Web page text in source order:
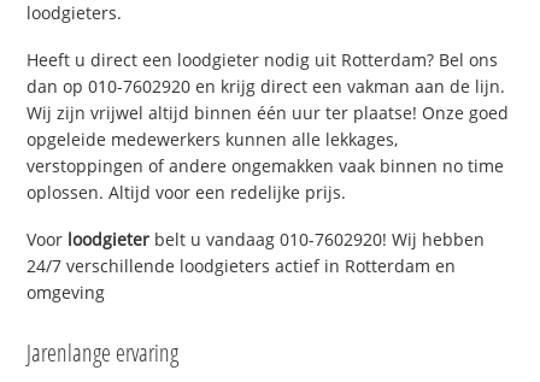
loodgieters.
Heeft u direct een loodgieter nodig uit Rotterdam? Bel ons
dan op 010-7602920 en krijg direct een vakman aan de lijn.
Wij zijn vrijwel altijd binnen één uur ter plaatse! Onze goed
opgeleide medewerkers kunnen alle lekkages,
verstoppingen of andere ongemakken vaak binnen no time
oplossen. Altijd voor een redelijke prijs.
Voor loodgieter belt u vandaag 010-7602920! Wij hebben
24/7 verschillende loodgieters actief in Rotterdam en
omgeving
Jarenlange ervaring